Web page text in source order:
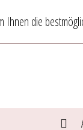
Ihnen die